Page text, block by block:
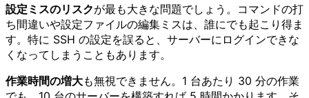
設定ミスのリスクが最も大きな問題でしょう。コマンドの打
ち間違いや設定ファイルの編集ミスは、誰にでも起こり得ま
す。特に SSH の設定を誤ると、サーバーにログインできな
くなってしまうこともあります。
作業時間の増大も無視できません。1 台あたり 30 分の作業